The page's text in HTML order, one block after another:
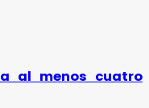
al menos cuatro